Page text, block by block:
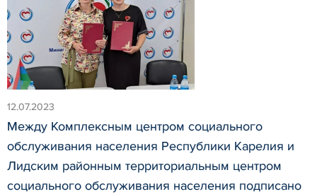
12.07.2023
Между Комплексным центром социального
обслуживания населения Республики Карелия и
Лидским районным территориальным центром
социального обслуживания населения подписано